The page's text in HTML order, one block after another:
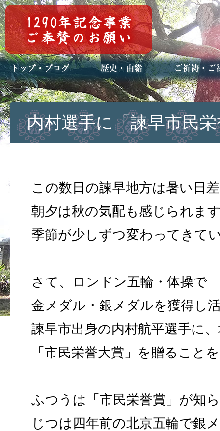
トップページ
ブログ(日々八百万)
お知らせ一覧 歴史・ご祭神
年中行事
メディア掲載 ご祈祷・ご祈
安産祈願
初宮参り
七五三詣
長寿のお祝い
神前結婚式
厄祓い・方位
車のお祓い
地鎮祭
神葬祭（神式
内村選手に「諫早市民
この数日の諫早地方は暑い日
朝夕は秋の気配も感じられま
季節が少しずつ変わってきて
さて、ロンドン五輪・体操で
金メダル・銀メダルを獲得し
諫早市出身の内村航平選手に
「市民栄誉大賞」を贈ること
ふつうは「市民栄誉賞」が知
じつは四年前の北京五輪で銀